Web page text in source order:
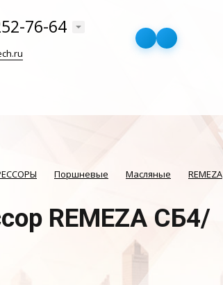
76-64
Поршневые Масляные REMEZA
REMEZA СБ4/